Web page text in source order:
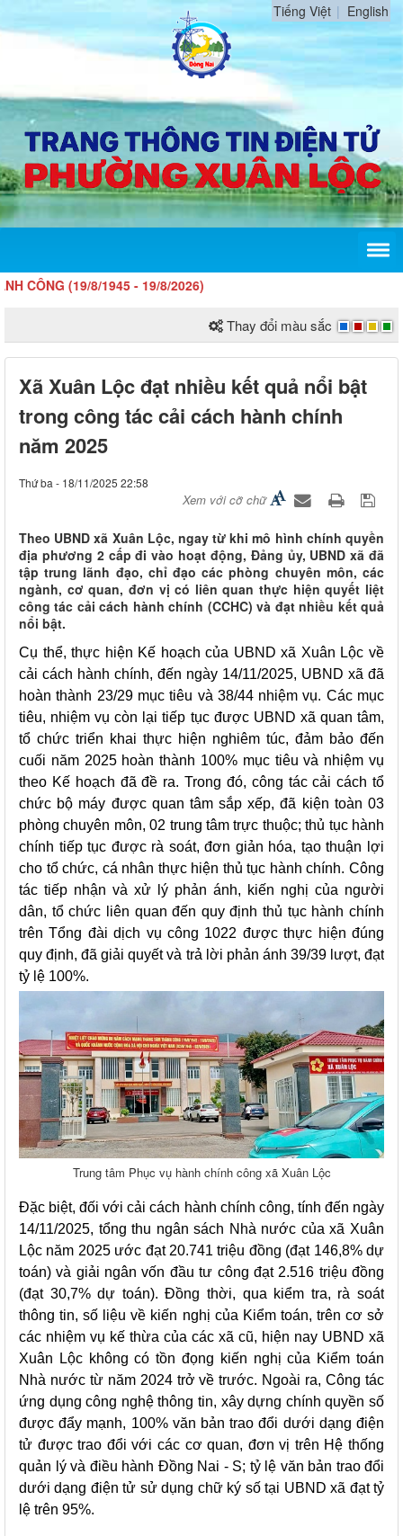
Tiếng Việt English
(19/8/1945 - 19/8/2026)
Thay đổi màu sắc
Xã Xuân Lộc đạt nhiều kết quả nổi bật
trong công tác cải cách hành chính
năm 2025
Thứ ba - 18/11/2025 22:58
Xem với cỡ chữ
Theo UBND xã Xuân Lộc, ngay từ khi mô hình chính quyền
địa phương 2 cấp đi vào hoạt động, Đảng ủy, UBND xã đã
tập trung lãnh đạo, chỉ đạo các phòng chuyên môn, các
ngành, cơ quan, đơn vị có liên quan thực hiện quyết liệt
công tác cải cách hành chính (CCHC) và đạt nhiều kết quả
nổi bật.
Cụ thể, thực hiện Kế hoạch của UBND xã Xuân Lộc về
cải cách hành chính, đến ngày 14/11/2025, UBND xã đã
hoàn thành 23/29 mục tiêu và 38/44 nhiệm vụ. Các mục
tiêu, nhiệm vụ còn lại tiếp tục được UBND xã quan tâm,
tổ chức triển khai thực hiện nghiêm túc, đảm bảo đến
cuối năm 2025 hoàn thành 100% mục tiêu và nhiệm vụ
theo Kế hoạch đã đề ra. Trong đó, công tác cải cách tổ
chức bộ máy được quan tâm sắp xếp, đã kiện toàn 03
phòng chuyên môn, 02 trung tâm trực thuộc; thủ tục hành
chính tiếp tục được rà soát, đơn giản hóa, tạo thuận lợi
cho tổ chức, cá nhân thực hiện thủ tục hành chính. Công
tác tiếp nhận và xử lý phản ánh, kiến nghị của người
dân, tổ chức liên quan đến quy định thủ tục hành chính
trên Tổng đài dịch vụ công 1022 được thực hiện đúng
quy định, đã giải quyết và trả lời phản ánh 39/39 lượt, đạt
tỷ lệ 100%.
Trung tâm Phục vụ hành chính công xã Xuân Lộc
Đặc biệt, đối với cải cách hành chính công, tính đến ngày
14/11/2025, tổng thu ngân sách Nhà nước của xã Xuân
Lộc năm 2025 ước đạt 20.741 triệu đồng (đạt 146,8% dự
toán) và giải ngân vốn đầu tư công đạt 2.516 triệu đồng
(đạt 30,7% dự toán). Đồng thời, qua kiểm tra, rà soát
thông tin, số liệu về kiến nghị của Kiểm toán, trên cơ sở
các nhiệm vụ kế thừa của các xã cũ, hiện nay UBND xã
Xuân Lộc không có tồn đọng kiến nghị của Kiểm toán
Nhà nước từ năm 2024 trở về trước. Ngoài ra, Công tác
ứng dụng công nghệ thông tin, xây dựng chính quyền số
được đẩy mạnh, 100% văn bản trao đổi dưới dạng điện
tử được trao đổi với các cơ quan, đơn vị trên Hệ thống
quản lý và điều hành Đồng Nai - S; tỷ lệ văn bản trao đổi
dưới dạng điện tử sử dụng chữ ký số tại UBND xã đạt tỷ
lệ trên 95%.